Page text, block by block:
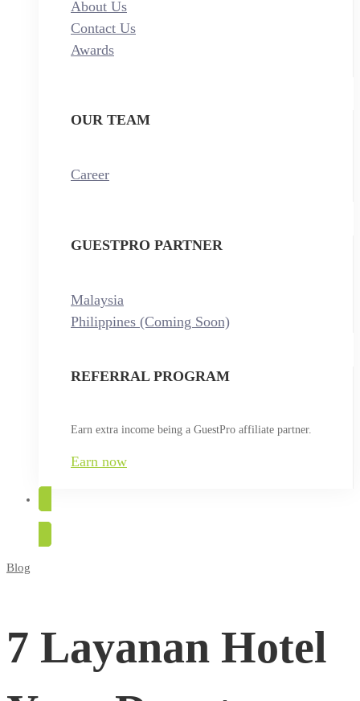
About Us
Contact Us
Awards
OUR TEAM
Career
GUESTPRO PARTNER
Malaysia
Philippines (Coming Soon)
REFERRAL PROGRAM
Earn extra income being a GuestPro affiliate partner.
Earn now
7
Layanan
Blog
7 Layanan Hotel